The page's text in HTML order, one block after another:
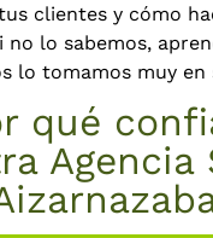
clientes y cómo
no lo sabemos,
lo tomamos muy en
qué
Agencia